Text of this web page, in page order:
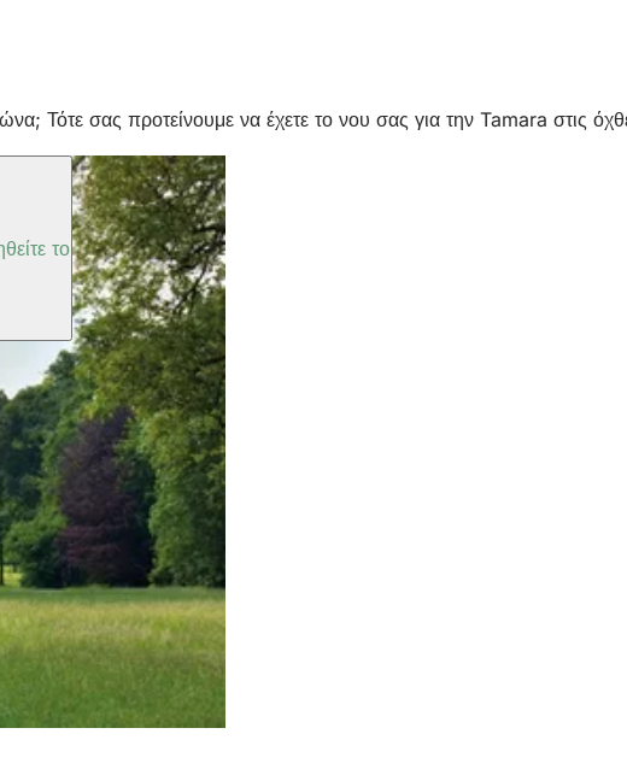
Τότε σας προτείνουμε να έχετε το νου σας για την Tamara στις
το